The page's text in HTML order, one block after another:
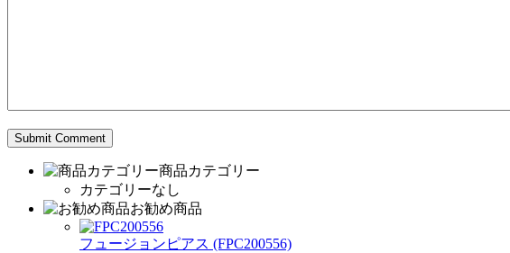
商品カテゴリー
カテゴリーなし
お勧め商品
フュージョンピアス (FPC200556)